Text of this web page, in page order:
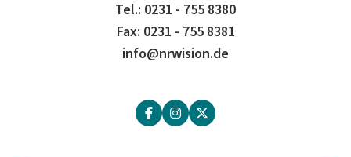
Tel.: 0231 - 755 8380
Fax: 0231 - 755 8381
info@nrwision.de